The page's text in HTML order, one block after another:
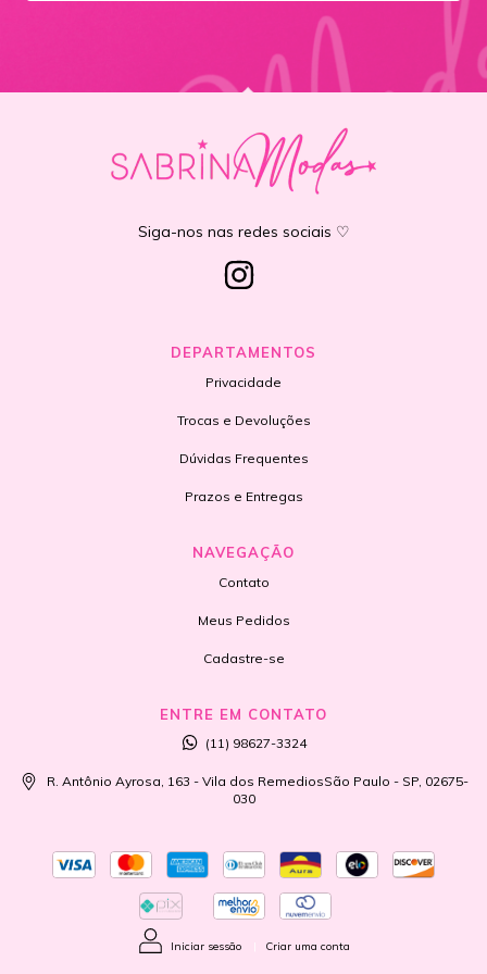
Siga-nos nas redes sociais ♡
DEPARTAMENTOS
Privacidade
Trocas e Devoluções
Dúvidas Frequentes
Prazos e Entregas
NAVEGAÇÃO
Contato
Meus Pedidos
Cadastre-se
ENTRE EM CONTATO
(11) 98627-3324
R. Antônio Ayrosa, 163 - Vila dos RemediosSão Paulo - SP, 02675-
030
Iniciar sessão Criar uma conta